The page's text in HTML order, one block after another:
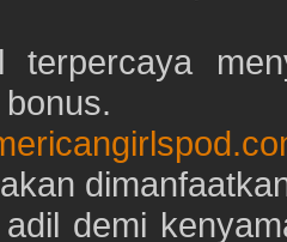
terpercaya
demi